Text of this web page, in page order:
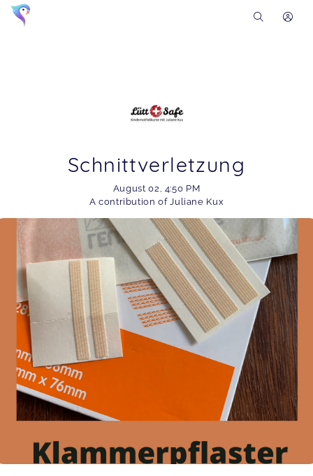
Schnittverletzung
August 02 4:50 PM
A contribution of Juliane Kux
Soon you will learn more about me here...